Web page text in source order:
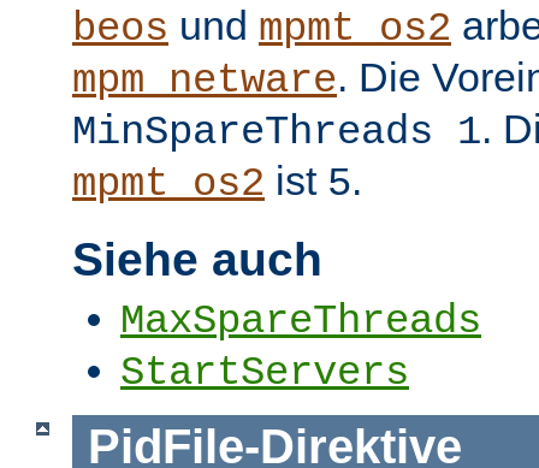
beos und mpmt_os2
mpm_netware. Die
MinSpareThreads 1.
mpmt_os2 ist 5.
Siehe auch
MaxSpareThreads
StartServers
PidFile-Direktive